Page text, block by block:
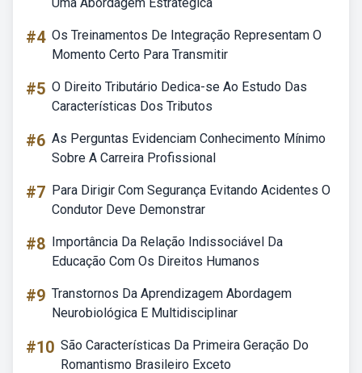
#4 Os Treinamentos De Integração Representam O
Momento Certo Para Transmitir
#5 O Direito Tributário Dedica-se Ao Estudo Das
Características Dos Tributos
#6 As Perguntas Evidenciam Conhecimento Mínimo
Sobre A Carreira Profissional
#7 Para Dirigir Com Segurança Evitando Acidentes O
Condutor Deve Demonstrar
#8 Importância Da Relação Indissociável Da
Educação Com Os Direitos Humanos
#9 Transtornos Da Aprendizagem Abordagem
Neurobiológica E Multidisciplinar
#10 São Características Da Primeira Geração Do
Romantismo Brasileiro Exceto